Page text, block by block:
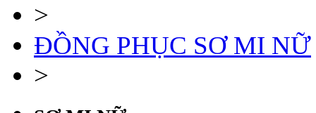
>
ĐỒNG PHỤC SƠ MI NỮ
>